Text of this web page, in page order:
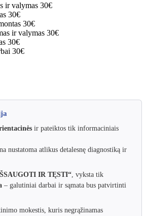
ir valymas 30€
30€
30€
ir valymas 30€
30€
30€
ir pateiktos tik informaciniais
nustatoma atlikus detalesnę diagnostiką ir
IR TĘSTI“ , vyksta tik
– galutiniai darbai ir sąmata bus patvirtinti
mokestis, kuris negrąžinamas